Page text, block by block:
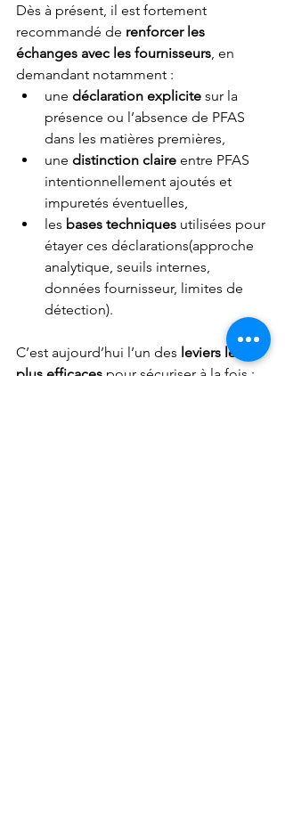
Dès à présent, il est fortement
recommandé de renforcer les
échanges avec les fournisseurs, en
demandant notamment :
une déclaration explicite sur la
présence ou l’absence de PFAS
dans les matières premières,
une distinction claire entre PFAS
intentionnellement ajoutés et
impuretés éventuelles,
les bases techniques utilisées pour
étayer ces déclarations(approche
analytique, seuils internes,
données fournisseur, limites de
détection).
C’est aujourd’hui l’un des leviers les
plus efficaces pour sécuriser à la fois :